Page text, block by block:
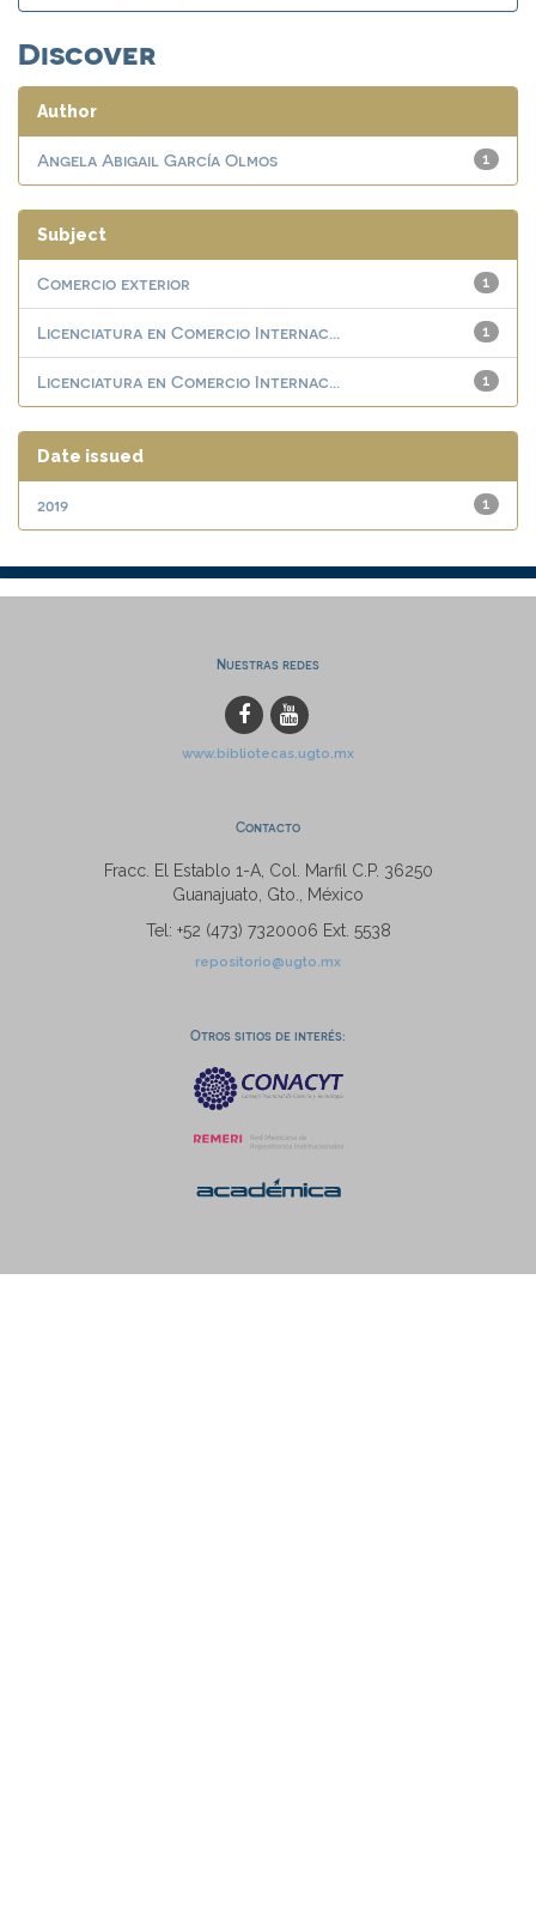
Discover
Author
1
Angela Abigail García Olmos
Subject
1
Comercio exterior
1
Licenciatura en Comercio Internac...
1
Licenciatura en Comercio Internac...
Date issued
1
2019
Nuestras redes
www.bibliotecas.ugto.mx
Contacto
Fracc. El Establo 1-A, Col. Marfil C.P. 36250
Guanajuato, Gto., México
Tel: +52 (473) 7320006 Ext. 5538
repositorio@ugto.mx
Otros sitios de interés: